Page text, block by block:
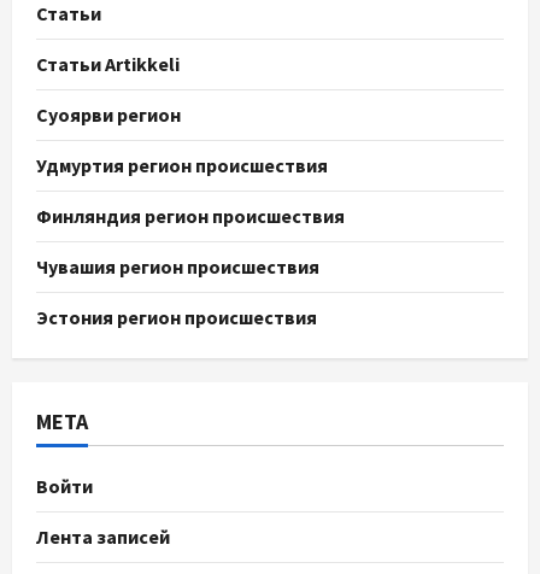
Статьи
Статьи Artikkeli
Суоярви регион
Удмуртия регион происшествия
Финляндия регион происшествия
Чувашия регион происшествия
Эстония регион происшествия
МЕТА
Войти
Лента записей